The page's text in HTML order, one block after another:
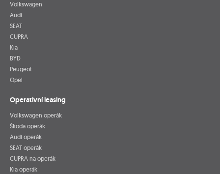
Volkswagen
Audi
SEAT
CUPRA
Kia
BYD
Peugeot
Opel
Operativní leasing
Volkswagen operák
Škoda operák
Audi operák
SEAT operák
CUPRA na operák
Kia operák